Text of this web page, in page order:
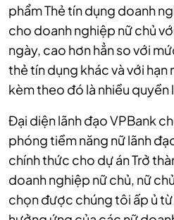
phẩm Thẻ tín dụng doanh
cho doanh nghiệp nữ chủ
ngày, cao hơn hẳn so với
thẻ tín dụng khác và với
kèm theo đó là nhiều
Đại diện lãnh đạo VPBank
phóng tiềm năng nữ lãnh
chính thức cho dự án Trở
doanh nghiệp nữ chủ, nữ
chọn được chúng tôi ấp ủ từ